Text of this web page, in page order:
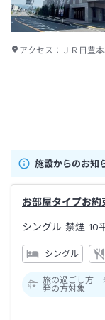
アクセス： ＪＲ日豊
施設からのお知
お部屋タイプお
シングル 禁煙 10
シングル
旅の過ごし方
発の方対象